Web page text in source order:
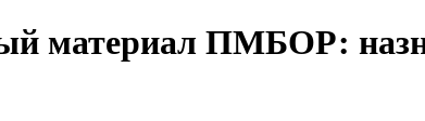
материал ПМБОР: